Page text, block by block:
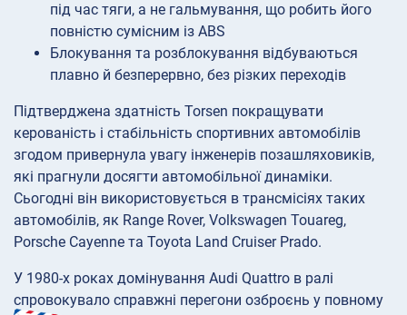
під час тяги, а не гальмування, що робить його
повністю сумісним із ABS
Блокування та розблокування відбуваються
плавно й безперервно, без різких переходів
Підтверджена здатність Torsen покращувати
керованість і стабільність спортивних автомобілів
згодом привернула увагу інженерів позашляховиків,
які прагнули досягти автомобільної динаміки.
Сьогодні він використовується в трансмісіях таких
автомобілів, як Range Rover, Volkswagen Touareg,
Porsche Cayenne та Toyota Land Cruiser Prado.
У 1980-х роках домінування Audi Quattro в ралі
спровокувало справжні перегони озброєнь у повному